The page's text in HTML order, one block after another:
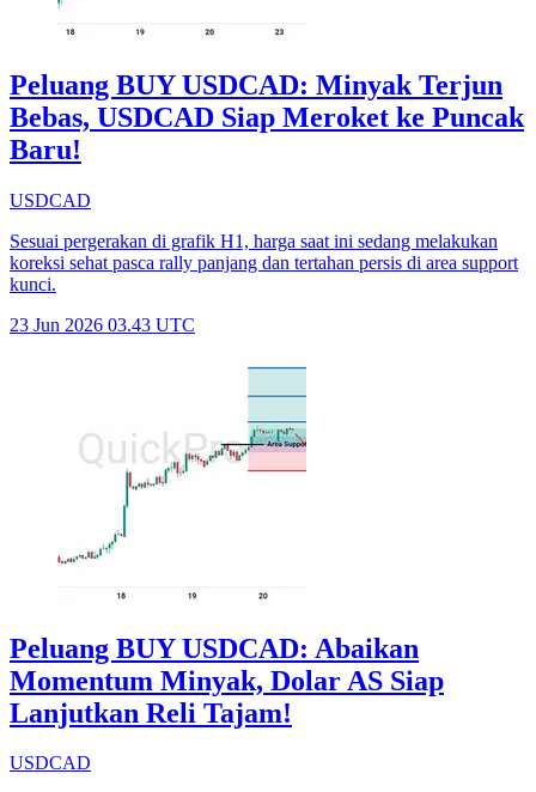
Peluang BUY USDCAD: Minyak Terjun
Bebas, USDCAD Siap Meroket ke Puncak
Baru!
USDCAD
Sesuai pergerakan di grafik H1, harga saat ini sedang melakukan
koreksi sehat pasca rally panjang dan tertahan persis di area support
kunci.
23 Jun 2026 03.43 UTC
Peluang BUY USDCAD: Abaikan
Momentum Minyak, Dolar AS Siap
Lanjutkan Reli Tajam!
USDCAD